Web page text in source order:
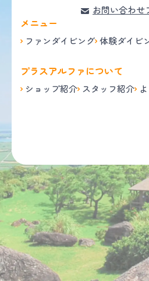
お問い合わせ
メニュー
ファンダイビング 体験ダイビ
プラスアルファについて
ショップ紹介 スタッフ紹介